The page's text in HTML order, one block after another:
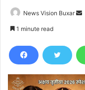
News Vision Buxar
d
e
1 minute read